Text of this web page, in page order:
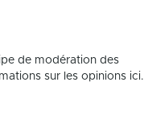
de modération des
sur les opinions ici.